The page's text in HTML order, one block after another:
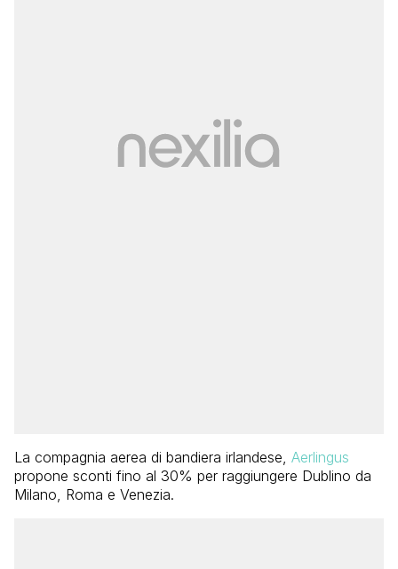
La compagnia aerea di bandiera irlandese, Aerlingus
propone sconti fino al 30% per raggiungere Dublino da
Milano, Roma e Venezia.